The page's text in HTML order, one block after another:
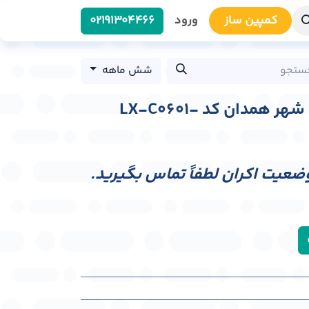
کمپین سا​​ز ورود 0219​1304466
شش ماهه
لایت باکس بلوار مفتح شهر همدان کد LX-C0601-
اکران لطفاً تماس بگیرید.